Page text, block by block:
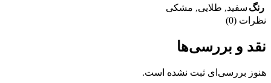
رنگ سفید, طلایی, مشکی
نظرات (0)
نقد و بررسی‌ها
هنوز بررسی‌ای ثبت نشده است.